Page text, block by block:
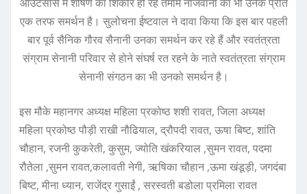
एक तरफ समर्थन है। सुलोचना ईष्टवाल ने दावा किया कि इस बार पहली
बार पूर्व सैनिक गौरव सैनानी उनका समर्थन कर रहे हैं और स्वतंत्रता
संग्राम सेनानी परिवार से होने संघर्ष रत रहने के नाते स्वतंत्रता संग्राम
सेनानी संगठन का भी उनको समर्थन है।
इस मौके महानगर अध्यक्ष महिला प्रकोष्ठ शशी रावत, जिला अध्यक्ष
महिला प्रकोष्ठ पौड़ी राखी नौढियाल, द्रौपदी रावत, ऊषा बिष्ट, शांति
चौहान, रजनी कुकरेती, कुसुम, ज्योति खंकरियाल ,सुमन रावत, पदमा
रौतेला ,सुमन रावत,कलावती नेगी, ऋषिका चौहान ,ऊमा खंडूड़ी, जगदंबा
बिष्ट, मीना ध्यान, राजेंद्र गुसाईं , सरस्वती बडोला प्रमिला रावत